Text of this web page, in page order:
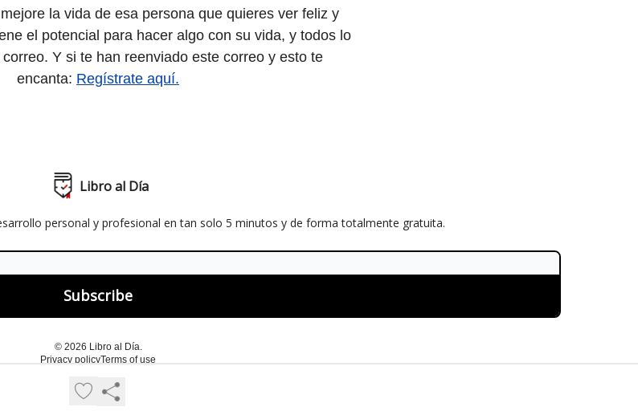
la vida de esa persona que quieres ver feliz y
el potencial para hacer algo con su vida, y todos lo
Y si te han reenviado este correo y esto te
encanta: Regístrate aquí.
Libro al Día
personal y profesional en tan solo 5 minutos y de forma totalmente gratuita.
© 2026 Libro al Día.
Privacy policyTerms of use
Powered by beehiiv